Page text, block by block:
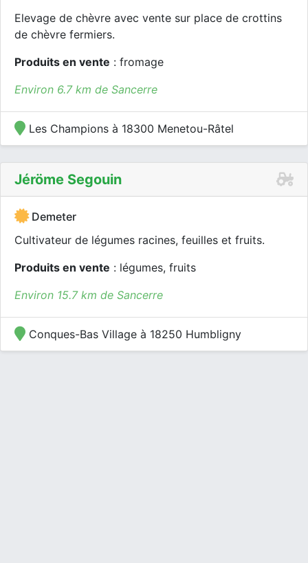
Elevage de chèvre avec vente sur place de crottins
de chèvre fermiers.
Produits en vente : fromage
Environ 6.7 km de Sancerre
Les Champions à 18300 Menetou-Râtel
Jéröme Segouin
Demeter
Cultivateur de légumes racines, feuilles et fruits.
Produits en vente : légumes, fruits
Environ 15.7 km de Sancerre
Conques-Bas Village à 18250 Humbligny